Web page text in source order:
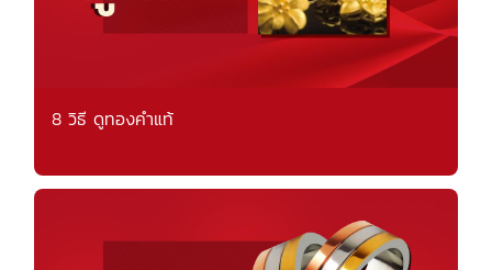
8 วิธี ดูทองคำแท้